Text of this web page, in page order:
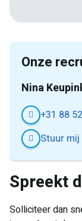
Onze
Nina
+31 88
Stuur
Spreekt
Solliciteer dan